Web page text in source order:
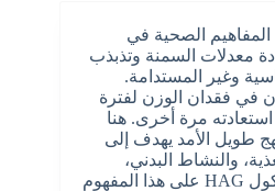
الصحية في
معدلات السمنة وتذبذب
وغير المستدامة.
في فقدان الوزن لفترة
مرة أخرى. هنا
طويل الأمد يهدف إلى
والنشاط البدني،
والصحة العامة. يعتمد بروتوكول HAG على هذا المفهوم